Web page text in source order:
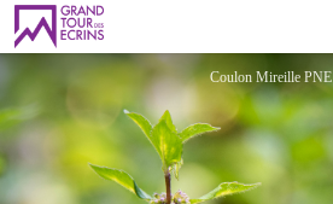
Sirop de mélisse - Les cueillettes de Lauzet
Coulon Mireille PNE